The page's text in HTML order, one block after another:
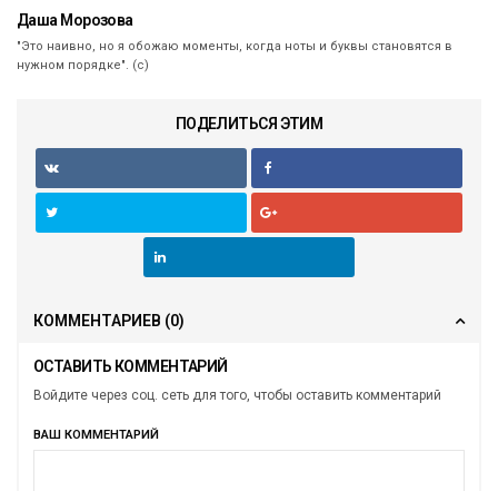
Даша Морозова
"Это наивно, но я обожаю моменты, когда ноты и буквы становятся в
нужном порядке". (с)
ПОДЕЛИТЬСЯ ЭТИМ
КОММЕНТАРИЕВ (0)
ОСТАВИТЬ КОММЕНТАРИЙ
Войдите через соц. сеть для того, чтобы оставить комментарий
ВАШ КОММЕНТАРИЙ